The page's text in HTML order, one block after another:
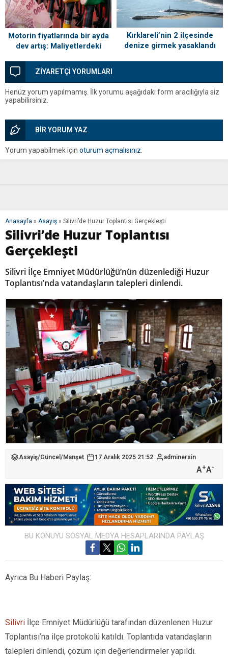
Motorin fiyatlarında bir ayda
dev artış: Maliyetlerdeki
Kırklareli’nin 2 ilçesinde
denize girmek yasaklandı
ZİYARETÇİ YORUMLARI
Henüz yorum yapılmamış. İlk yorumu aşağıdaki form aracılığıyla siz
yapabilirsiniz.
BİR YORUM YAZ
Yorum yapabilmek için oturum açmalısınız
Anasayfa » Asayiş » Silivri’de Huzur Toplantısı Gerçekleşti
Silivri’de Huzur Toplantısı
Gerçekleşti
Silivri İlçe Emniyet Müdürlüğü’nün düzenlediği Huzur
Toplantısı’nda vatandaşların talepleri dinlendi.
Asayiş/Güncel /Manşet 17 Aralık 2025 21:52 adminersin
A+A-
BU KONUYU SOSYAL MEDYA HESAPLARINDA PAYLAŞ
Ayrıca Bu Haberi Paylaş:
Silivri İlçe Emniyet Müdürlüğü tarafından düzenlenen Huzur
Toplantısı’na ilçe protokolü katıldı. Toplantıda vatandaşların
talepleri dinlendi, çözüm için değerlendirmeler yapıldı.